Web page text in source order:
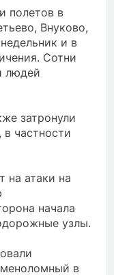
полетов в
Внуково,
и в
Сотни
людей
затронули
частности
на атаки на
начала
узлы.
в